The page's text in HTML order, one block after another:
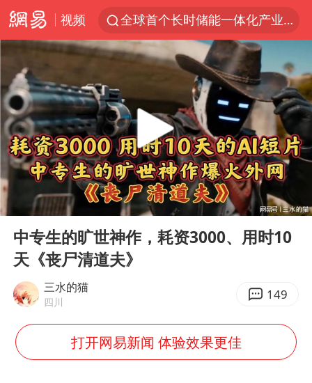
视频
全球首个长时储能一体化产业园量产
中国女篮70-67险胜尼日利亚女篮
上海：台风白海豚或将带来龙卷风
四川宜宾高县4.9级地震致1死
中巨芯：上半年归母净利润1405.77万元
出口禁令驱动有色板块大涨
秋天的第一杯奶茶到底有多火
38岁演员求职万岁山NPC成功
胜宏科技：股票交易异常波动
国乒男单横滨冠军赛全军覆没
胡彦斌获《歌手2026》歌王
Play
00:00 03:33
中专生的旷世神作，耗资3000、用时10
天《丧尸清道夫》
三水的猫
四川 149
打开网易新闻 体验效果更佳